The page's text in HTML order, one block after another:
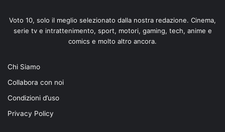
Voto 10, solo il meglio selezionato dalla nostra redazione. Cinema,
serie tv e intrattenimento, sport, motori, gaming, tech, anime e
comics e molto altro ancora.
Chi Siamo
Collabora con noi
Condizioni d’uso
Privacy Policy